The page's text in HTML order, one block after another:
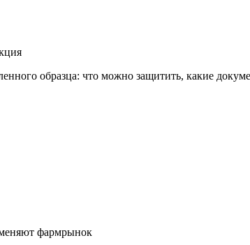
образца: что можно защитить, какие
фармрынок